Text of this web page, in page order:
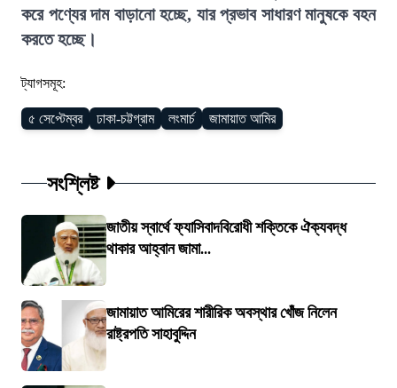
করে পণ্যের দাম বাড়ানো হচ্ছে, যার প্রভাব সাধারণ মানুষকে বহন
করতে হচ্ছে।
ট্যাগসমূহ:
৫ সেপ্টেম্বর ঢাকা-চট্টগ্রাম লংমার্চ জামায়াত আমির
সংশ্লিষ্ট
জাতীয় স্বার্থে ফ্যাসিবাদবিরোধী শক্তিকে ঐক্যবদ্ধ
থাকার আহ্বান জামা...
জামায়াত আমিরের শারীরিক অবস্থার খোঁজ নিলেন
রাষ্ট্রপতি সাহাবুদ্দিন